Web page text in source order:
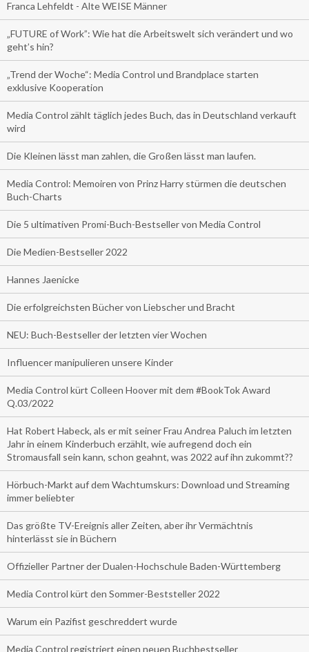
Franca Lehfeldt - Alte WEISE Männer
„FUTURE of Work”: Wie hat die Arbeitswelt sich verändert und wo
geht’s hin?
„Trend der Woche“: Media Control und Brandplace starten
exklusive Kooperation
Media Control zählt täglich jedes Buch, das in Deutschland verkauft
wird
Die Kleinen lässt man zahlen, die Großen lässt man laufen.
Media Control: Memoiren von Prinz Harry stürmen die deutschen
Buch-Charts
Die 5 ultimativen Promi-Buch-Bestseller von Media Control
Die Medien-Bestseller 2022
Hannes Jaenicke
Die erfolgreichsten Bücher von Liebscher und Bracht
NEU: Buch-Bestseller der letzten vier Wochen
Influencer manipulieren unsere Kinder
Media Control kürt Colleen Hoover mit dem #BookTok Award
Q.03/2022
Hat Robert Habeck, als er mit seiner Frau Andrea Paluch im letzten
Jahr in einem Kinderbuch erzählt, wie aufregend doch ein
Stromausfall sein kann, schon geahnt, was 2022 auf ihn zukommt??
Hörbuch-Markt auf dem Wachtumskurs: Download und Streaming
immer beliebter
Das größte TV-Ereignis aller Zeiten, aber ihr Vermächtnis
hinterlässt sie in Büchern
Offizieller Partner der Dualen-Hochschule Baden-Württemberg
Media Control kürt den Sommer-Beststeller 2022
Warum ein Pazifist geschreddert wurde
Media Control registriert einen neuen Buchbestseller